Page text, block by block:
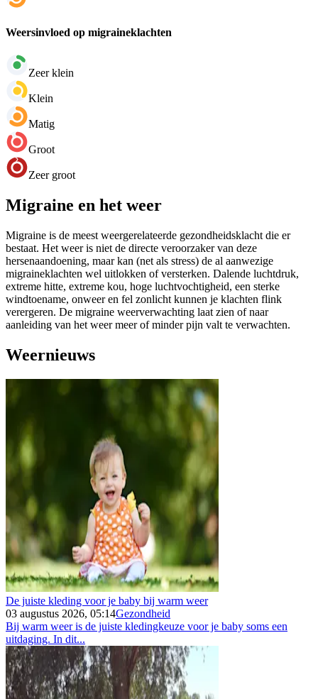
Weersinvloed op migraineklachten
Zeer klein
Klein
Matig
Groot
Zeer groot
Migraine en het weer
Migraine is de meest weergerelateerde gezondheidsklacht die er
bestaat. Het weer is niet de directe veroorzaker van deze
hersenaandoening, maar kan (net als stress) de al aanwezige
migraineklachten wel uitlokken of versterken. Dalende luchtdruk,
extreme hitte, extreme kou, hoge luchtvochtigheid, een sterke
windtoename, onweer en fel zonlicht kunnen je klachten flink
verergeren. De migraine weerverwachting laat zien of naar
aanleiding van het weer meer of minder pijn valt te verwachten.
Weernieuws
De juiste kleding voor je baby bij warm weer
03 augustus 2026, 05:14Gezondheid
Bij warm weer is de juiste kledingkeuze voor je baby soms een
uitdaging. In dit...